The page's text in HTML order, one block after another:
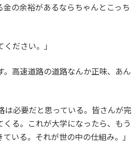
の余裕があるならちゃんとこっち
ださい。」
高速道路の道路なんか正味、あん
は必要だと思っている。皆さんが完
る。これが大学になったら、もう
いる。それが世の中の仕組み。」